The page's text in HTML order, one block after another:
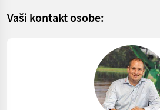
Vaši kontakt osobe: